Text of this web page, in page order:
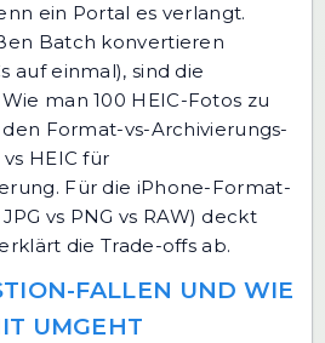
ein Portal es verlangt.
Batch konvertieren
auf einmal), sind die
Wie man 100 HEIC-Fotos zu
den Format-vs-Archivierungs-
vs HEIC für
. Für die iPhone-Format-
vs PNG vs RAW) deckt
die Trade-offs ab.
FALLEN UND WIE
UMGEHT